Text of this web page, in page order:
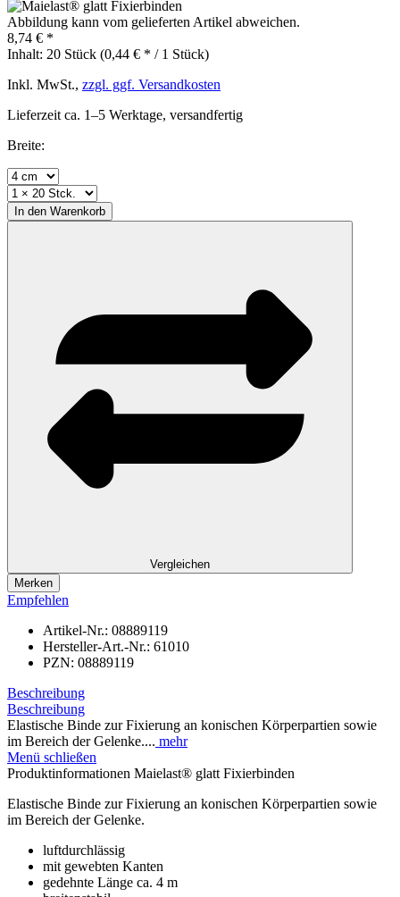
Abbildung kann vom gelieferten Artikel abweichen.
8,74 € *
Inhalt: 20 Stück (0,44 € * / 1 Stück)
Inkl. MwSt., zzgl. ggf. Versandkosten
Lieferzeit ca. 1–5 Werktage, versandfertig
Breite:
In den Warenkorb
Vergleichen
Merken
Empfehlen
Artikel-Nr.: 08889119
Hersteller-Art.-Nr.: 61010
PZN: 08889119
Beschreibung
Beschreibung
Elastische Binde zur Fixierung an konischen Körperpartien sowie
im Bereich der Gelenke.... mehr
Menü schließen
Produktinformationen Maielast® glatt Fixierbinden
Elastische Binde zur Fixierung an konischen Körperpartien sowie
im Bereich der Gelenke.
luftdurchlässig
mit gewebten Kanten
gedehnte Länge ca. 4 m